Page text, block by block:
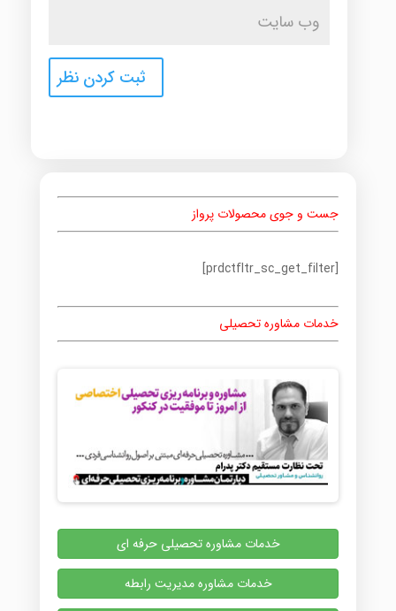
جست و جوی محصولات پرواز
[prdctfltr_sc_get_filter]
خدمات مشاوره تحصیلی
خدمات مشاوره تحصیلی حرفه ای
خدمات مشاوره مدیریت رابطه